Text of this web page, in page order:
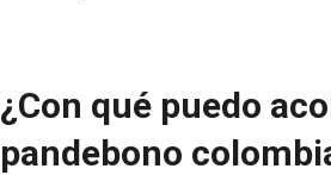
¿Con qué puedo
pandebono